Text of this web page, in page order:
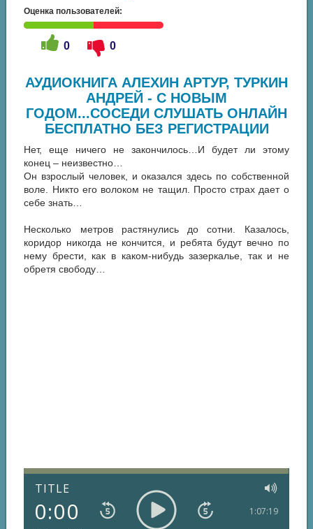
Оценка пользователей:
0 0
АУДИОКНИГА АЛЕХИН АРТУР, ТУРКИН
АНДРЕЙ - С НОВЫМ
ГОДОМ...СОСЕДИ СЛУШАТЬ ОНЛАЙН
БЕСПЛАТНО БЕЗ РЕГИСТРАЦИИ
Нет, еще ничего не закончилось…И будет ли этому
конец – неизвестно…
Он взрослый человек, и оказался здесь по собственной
воле. Никто его волоком не тащил. Просто страх дает о
себе знать…
Несколько метров растянулись до сотни. Казалось,
коридор никогда не кончится, и ребята будут вечно по
нему брести, как в каком-нибудь зазеркалье, так и не
обретя свободу…
TITLE
0:00 1:07:19